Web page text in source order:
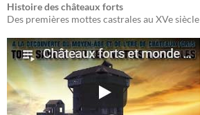
Histoire des châteaux forts
Des premières mottes castrales au XVe siècle